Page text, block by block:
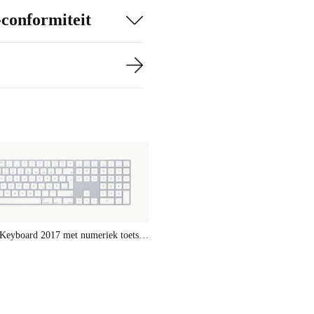
krijgt een
voor de